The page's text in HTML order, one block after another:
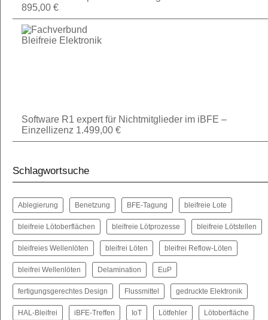
895,00 €
Software R1 expert für Nichtmitglieder im iBFE –
Einzellizenz 1.499,00 €
Schlagwortsuche
Ablegierung Benetzung BFE-Tagung bleifreie Lote
bleifreie Lötoberflächen bleifreie Lötprozesse bleifreie Lötstellen
bleifreies Wellenlöten bleifrei Löten bleifrei Reflow-Löten
bleifrei Wellenlöten Delamination EuP
fertigungsgerechtes Design Flussmittel gedruckte Elektronik
HAL-Bleifrei iBFE-Treffen IoT Lötfehler Lötoberfläche